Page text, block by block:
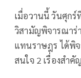
เมื่อวานนี้ วันศุกร์
วิสามัญพิจารณาร่
แทนราษฎร ได้พิจ
สนใจ 2 เรื่องสำคัญ